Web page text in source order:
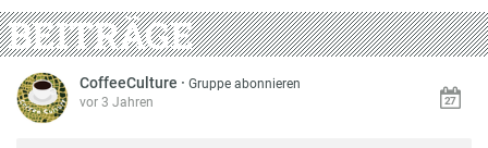
BEITRÄGE
CoffeeCulture ·Gruppe abonnieren
vor 3 Jahren